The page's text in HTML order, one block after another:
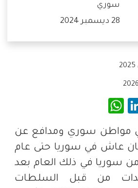
سوري
28 ديسمبر 2024
LinkedIn
مواطن سوري ومدافع عن
عاش في سوريا حتى عام
من سوريا في ذلك العام بعد
من قبل السلطات